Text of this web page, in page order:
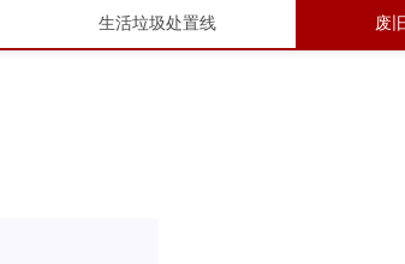
生活垃圾处置线 废